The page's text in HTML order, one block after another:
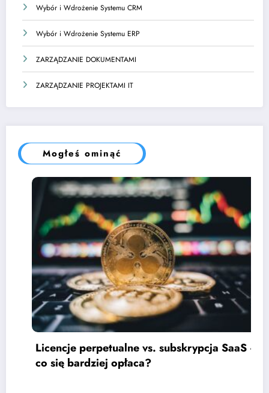
Wybór i Wdrożenie Systemu CRM
Wybór i Wdrożenie Systemu ERP
ZARZĄDZANIE DOKUMENTAMI
ZARZĄDZANIE PROJEKTAMI IT
Mogłeś ominąć
Licencje perpetualne vs. subskrypcja SaaS –
co się bardziej opłaca?